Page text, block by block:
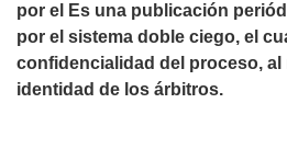
por el Es una publicación
por el sistema doble ciego, el
confidencialidad del proceso, al
identidad de los árbitros.